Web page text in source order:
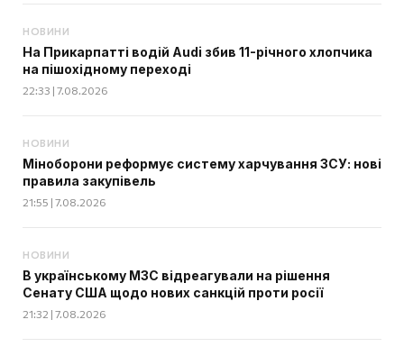
НОВИНИ
На Прикарпатті водій Audi збив 11-річного хлопчика
на пішохідному переході
22:33 | 7.08.2026
НОВИНИ
Міноборони реформує систему харчування ЗСУ: нові
правила закупівель
21:55 | 7.08.2026
НОВИНИ
В українському МЗС відреагували на рішення
Сенату США щодо нових санкцій проти росії
21:32 | 7.08.2026